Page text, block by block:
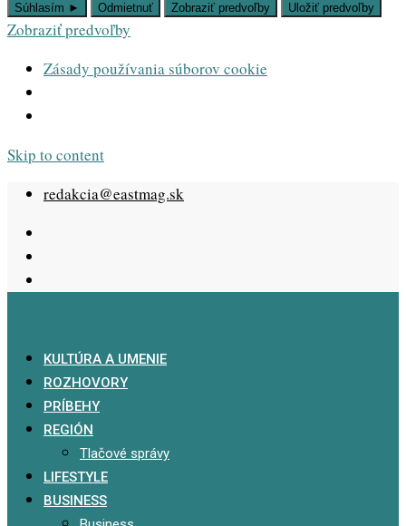
Súhlasím ► Odmietnuť Zobraziť predvoľby Uložiť predvoľby
Zobraziť predvoľby
Zásady používania súborov cookie
Skip to content
redakcia@eastmag.sk
KULTÚRA A UMENIE
ROZHOVORY
PRÍBEHY
REGIÓN
Tlačové správy
LIFESTYLE
BUSINESS